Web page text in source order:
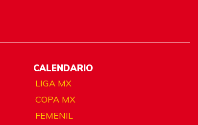
CALENDARIO
LIGA MX
COPA MX
FEMENIL